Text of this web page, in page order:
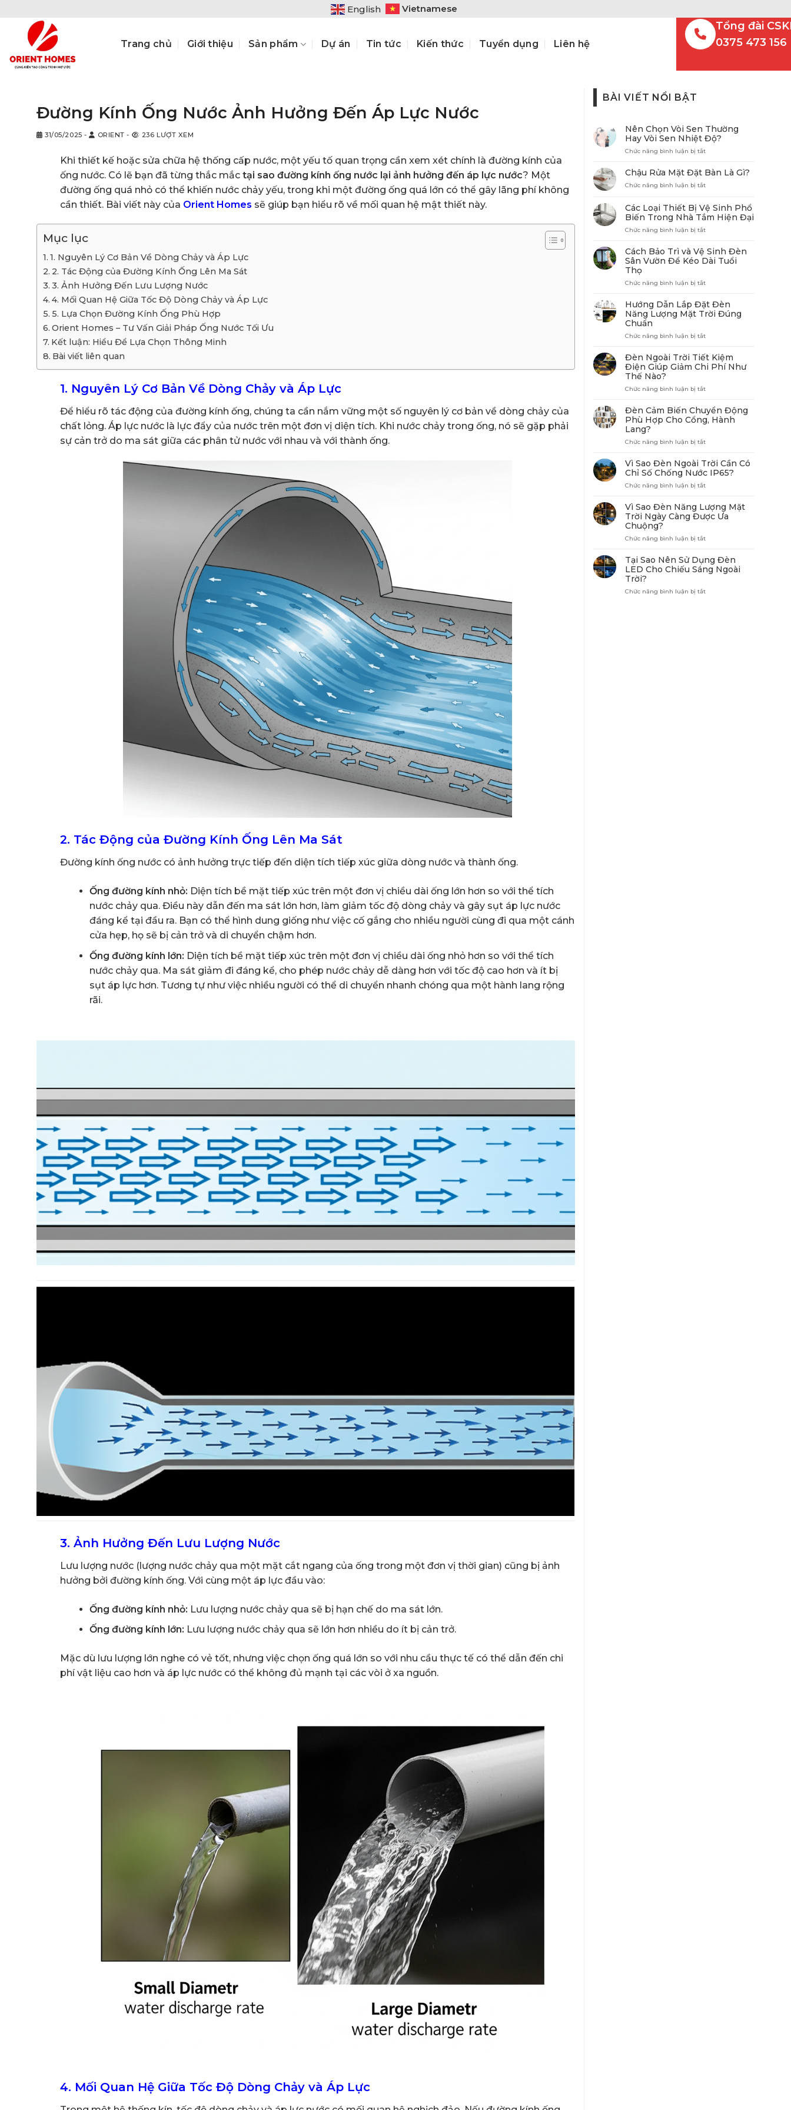
English Vietnamese
Trang chủ Giới thiệu Sản phẩm Dự án Tin tức Kiến thức Tuyển dụng Liên hệ
Tổng đài
0375 473 156
Đường Kính Ống Nước Ảnh Hưởng Đến Áp Lực Nước
31/05/2025 - ORIENT - 236 LƯỢT XEM
Khi thiết kế hoặc sửa chữa hệ thống cấp nước, một yếu tố quan trọng cần xem xét chính là đường kính của
ống nước. Có lẽ bạn đã từng thắc mắc tại sao đường kính ống nước lại ảnh hưởng đến áp lực nước? Một
đường ống quá nhỏ có thể khiến nước chảy yếu, trong khi một đường ống quá lớn có thể gây lãng phí không
cần thiết. Bài viết này của Orient Homes sẽ giúp bạn hiểu rõ về mối quan hệ mật thiết này.
Mục lục
1. Nguyên Lý Cơ Bản Về Dòng Chảy và Áp Lực
2. Tác Động của Đường Kính Ống Lên Ma Sát
3. Ảnh Hưởng Đến Lưu Lượng Nước
4. Mối Quan Hệ Giữa Tốc Độ Dòng Chảy và Áp Lực
5. Lựa Chọn Đường Kính Ống Phù Hợp
Orient Homes – Tư Vấn Giải Pháp Ống Nước Tối Ưu
Kết luận: Hiểu Để Lựa Chọn Thông Minh
Bài viết liên quan
1. Nguyên Lý Cơ Bản Về Dòng Chảy và Áp Lực
Để hiểu rõ tác động của đường kính ống, chúng ta cần nắm vững một số nguyên lý cơ bản về dòng chảy của
chất lỏng. Áp lực nước là lực đẩy của nước trên một đơn vị diện tích. Khi nước chảy trong ống, nó sẽ gặp phải
sự cản trở do ma sát giữa các phân tử nước với nhau và với thành ống.
2. Tác Động của Đường Kính Ống Lên Ma Sát
Đường kính ống nước có ảnh hưởng trực tiếp đến diện tích tiếp xúc giữa dòng nước và thành ống.
Ống đường kính nhỏ: Diện tích bề mặt tiếp xúc trên một đơn vị chiều dài ống lớn hơn so với thể tích
nước chảy qua. Điều này dẫn đến ma sát lớn hơn, làm giảm tốc độ dòng chảy và gây sụt áp lực nước
đáng kể tại đầu ra. Bạn có thể hình dung giống như việc cố gắng cho nhiều người cùng đi qua một cánh
cửa hẹp, họ sẽ bị cản trở và di chuyển chậm hơn.
Ống đường kính lớn: Diện tích bề mặt tiếp xúc trên một đơn vị chiều dài ống nhỏ hơn so với thể tích
nước chảy qua. Ma sát giảm đi đáng kể, cho phép nước chảy dễ dàng hơn với tốc độ cao hơn và ít bị
sụt áp lực hơn. Tương tự như việc nhiều người có thể di chuyển nhanh chóng qua một hành lang rộng
rãi.
3. Ảnh Hưởng Đến Lưu Lượng Nước
Lưu lượng nước (lượng nước chảy qua một mặt cắt ngang của ống trong một đơn vị thời gian) cũng bị ảnh
hưởng bởi đường kính ống. Với cùng một áp lực đầu vào:
Ống đường kính nhỏ: Lưu lượng nước chảy qua sẽ bị hạn chế do ma sát lớn.
Ống đường kính lớn: Lưu lượng nước chảy qua sẽ lớn hơn nhiều do ít bị cản trở.
Mặc dù lưu lượng lớn nghe có vẻ tốt, nhưng việc chọn ống quá lớn so với nhu cầu thực tế có thể dẫn đến chi
phí vật liệu cao hơn và áp lực nước có thể không đủ mạnh tại các vòi ở xa nguồn.
4. Mối Quan Hệ Giữa Tốc Độ Dòng Chảy và Áp Lực
BÀI VIẾT NỔI BẬT
Nên Chọn Vòi Sen Thường
Hay Vòi Sen Nhiệt Độ?
Chức năng bình luận bị tắtở
Chọn
Vòi
Sen
Hay
Vòi
Sen
Nhiệt
Chậu Rửa Mặt Đặt Bàn Là Gì?
Chức năng bình luận bị tắtở
Mặt
Đặt
Bàn
Các Loại Thiết Bị Vệ Sinh Phổ
Biến Trong Nhà Tắm Hiện Đại
Chức năng bình luận bị tắtở
Loại
Thiết
Bị
Sinh
Trong
Nhà
Hiện
Cách Bảo Trì và Vệ Sinh Đèn
Sân Vườn Để Kéo Dài Tuổi
Thọ
Chức năng bình luận bị tắtở
Trì
và
Sinh
Sân
Vườn
Để
Dài
Thọ
Hướng Dẫn Lắp Đặt Đèn
Năng Lượng Mặt Trời Đúng
Chuẩn
Chức năng bình luận bị tắtở
Dẫn
Lắp
Đặt
Năng
Mặt
Trời
Đúng
Đèn Ngoài Trời Tiết Kiệm
Điện Giúp Giảm Chi Phí Như
Thế Nào?
Chức năng bình luận bị tắtở
Ngoài
Trời
Tiết
Điện
Giảm
Chi
Phí
Như
Nào?
Đèn Cảm Biến Chuyển Động
Phù Hợp Cho Cổng, Hành
Lang?
Chức năng bình luận bị tắtở
Cảm
Biến
Chuyển
Động
Hợp
Cho
Cổng,
Lang?
Vì Sao Đèn Ngoài Trời Cần Có
Chỉ Số Chống Nước IP65?
Chức năng bình luận bị tắtở
Đèn
Ngoài
Cần
Số
Chống
IP65?
Vì Sao Đèn Năng Lượng Mặt
Trời Ngày Càng Được Ưa
Chuộng?
Chức năng bình luận bị tắtở
Đèn
Năng
Mặt
Tại Sao Nên Sử Dụng Đèn
LED Cho Chiếu Sáng Ngoài
Trời?
Chức năng bình luận bị tắtở